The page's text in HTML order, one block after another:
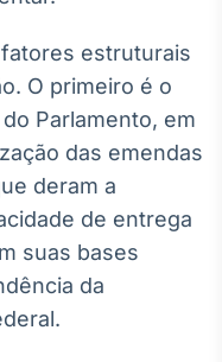
estruturais
O primeiro é o
Parlamento, em
das emendas
deram a
de entrega
suas bases
da